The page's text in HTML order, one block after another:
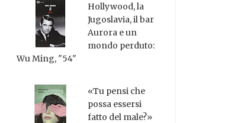
Hollywood, la
Jugoslavia, il bar
Aurora e un
mondo perduto:
Wu Ming, "54"
«Tu pensi che
possa essersi
fatto del male?»